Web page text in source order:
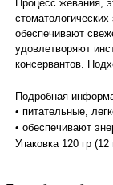
Процесс жевания,
обеспечивают
удовлетворяют
консервантов.
Подробная
• питательные,
• обеспечивают
Упаковка 120 гр (12